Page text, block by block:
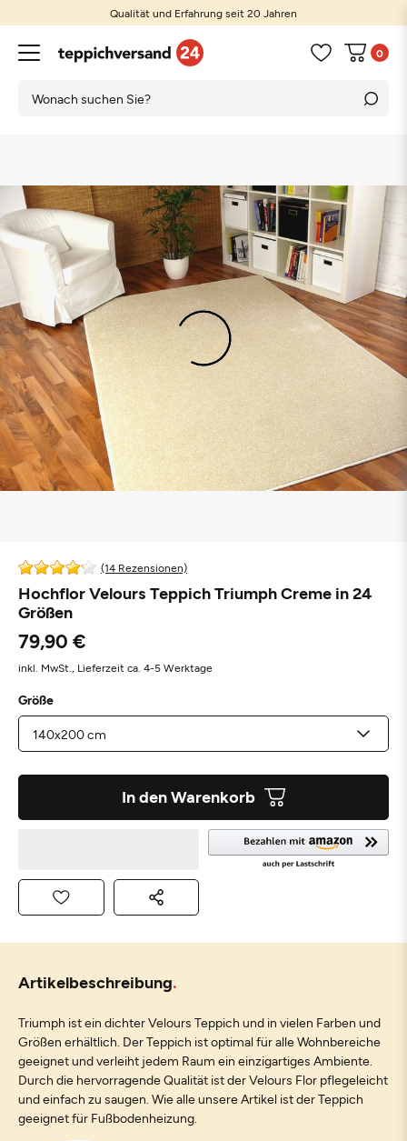
Qualität und Erfahrung seit 20 Jahren
0
(14 Rezensionen)
Hochflor Velours Teppich Triumph Creme in 24
Größen
79,90 €
inkl. MwSt., Lieferzeit ca. 4-5 Werktage
Größe
In den Warenkorb
Artikelbeschreibung
Triumph ist ein dichter Velours Teppich und in vielen Farben und
Größen erhältlich. Der Teppich ist optimal für alle Wohnbereiche
geeignet und verleiht jedem Raum ein einzigartiges Ambiente.
Durch die hervorragende Qualität ist der Velours Flor pflegeleicht
und einfach zu saugen. Wie alle unsere Artikel ist der Teppich
geeignet für Fußbodenheizung.